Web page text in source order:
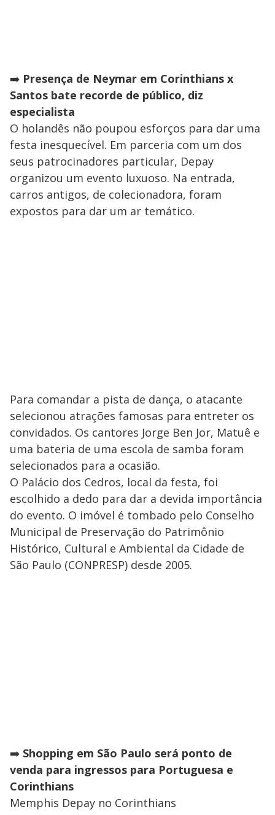
➡️ Presença de Neymar em Corinthians x
Santos bate recorde de público, diz
especialista
O holandês não poupou esforços para dar uma
festa inesquecível. Em parceria com um dos
seus patrocinadores particular, Depay
organizou um evento luxuoso. Na entrada,
carros antigos, de colecionadora, foram
expostos para dar um ar temático.
Para comandar a pista de dança, o atacante
selecionou atrações famosas para entreter os
convidados. Os cantores Jorge Ben Jor, Matuê e
uma bateria de uma escola de samba foram
selecionados para a ocasião.
O Palácio dos Cedros, local da festa, foi
escolhido a dedo para dar a devida importância
do evento. O imóvel é tombado pelo Conselho
Municipal de Preservação do Patrimônio
Histórico, Cultural e Ambiental da Cidade de
São Paulo (CONPRESP) desde 2005.
➡️ Shopping em São Paulo será ponto de
venda para ingressos para Portuguesa e
Corinthians
Memphis Depay no Corinthians